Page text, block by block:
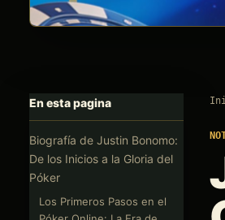
En esta pagina
Biografía de Justin Bonomo:
De los Inicios a la Gloria del
Póker
Los Primeros Pasos en el